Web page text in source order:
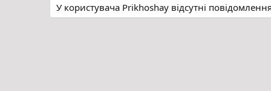
У користувача Prikhoshay відсутні